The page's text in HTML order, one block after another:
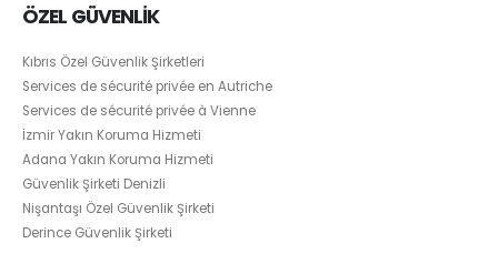
ÖZEL GÜVENLİK
Kıbrıs Özel Güvenlik Şirketleri
Services de sécurité privée en Autriche
Services de sécurité privée à Vienne
İzmir Yakın Koruma Hizmeti
Adana Yakın Koruma Hizmeti
Güvenlik Şirketi Denizli
Nişantaşı Özel Güvenlik Şirketi
Derince Güvenlik Şirketi